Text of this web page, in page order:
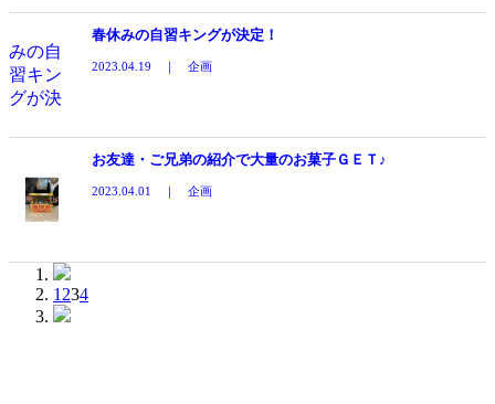
春休みの自習キングが決定！
2023.04.19 ｜ 企画
お友達・ご兄弟の紹介で大量のお菓子ＧＥＴ♪
2023.04.01 ｜ 企画
1 234